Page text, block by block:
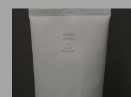
頭髮就像剛做完造型一樣蓬
鬆，捲度也超美。真的會一直
回購！拜託ANAZE一定要繼
續生產！沒了它真的不行！😭
😭❤️❤️❤️